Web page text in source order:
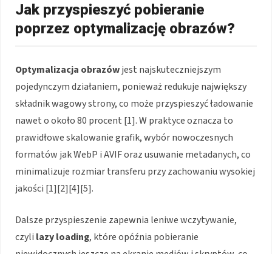
Jak przyspieszyć pobieranie
poprzez optymalizację obrazów?
Optymalizacja obrazówjest najskuteczniejszym
pojedynczym działaniem, ponieważ redukuje największy
składnik wagowy strony, co może przyspieszyć ładowanie
nawet o około 80 procent [1]. W praktyce oznacza to
prawidłowe skalowanie grafik, wybór nowoczesnych
formatów jak WebP i AVIF oraz usuwanie metadanych, co
minimalizuje rozmiar transferu przy zachowaniu wysokiej
jakości [1][2][4][5].
Dalsze przyspieszenie zapewnia leniwe wczytywanie,
czyli lazy loading, które opóźnia pobieranie